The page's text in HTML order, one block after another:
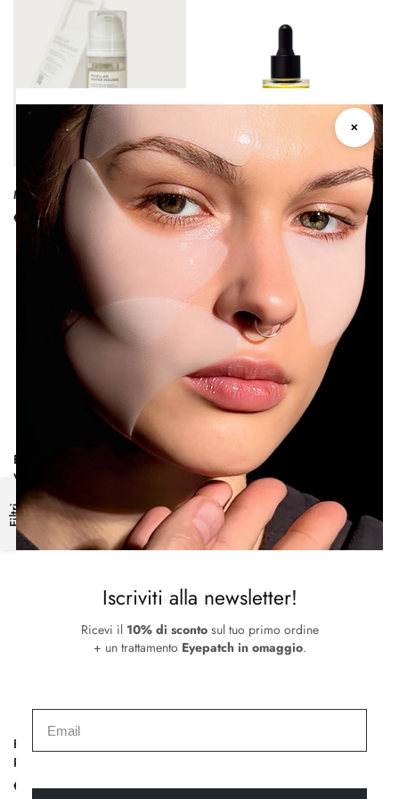
Filtri
Mousse Detergente Micellare
€ 26.00
Tuberosa Olio Viso Nutriente
€33.00
Essential Face Cream | Crema
Viso Idratante
€70.00
Intensive Face Cream | Crema
Viso Rigenerante
€70.00
Black Mask | Maschera
Purificante Anti-Punti Neri
€ 35.00 €40.00
Iscriviti alla newsletter!
Ricevi il 10% di scontosul tuo primo ordine
+ un trattamento Eyepatch in omaggio.
✕